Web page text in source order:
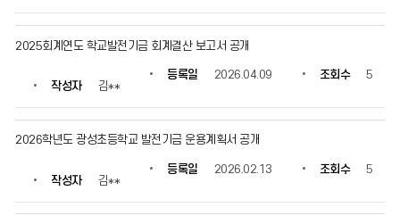
제
목,
수
2025회계연도 학교발전기금 회계결산 보고서 공개
작성자 김**
등록일 2026.04.09 조회수 5
2026학년도 광성초등학교 발전기금 운용계획서 공개
작성자 김**
등록일 2026.02.13 조회수 5